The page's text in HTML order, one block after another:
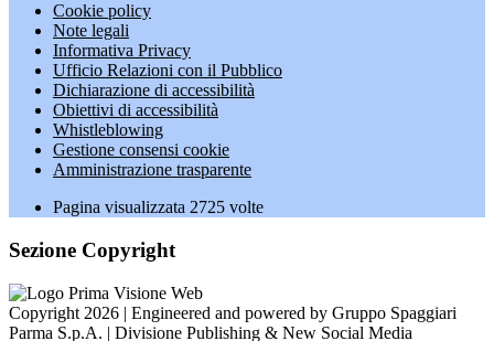
Cookie policy
Note legali
Informativa Privacy
Ufficio Relazioni con il Pubblico
Dichiarazione di accessibilità
Obiettivi di accessibilità
Whistleblowing
Gestione consensi cookie
Amministrazione trasparente
Pagina visualizzata 2725 volte
Sezione Copyright
Copyright 2026 | Engineered and powered by Gruppo Spaggiari
Parma S.p.A. | Divisione Publishing & New Social Media